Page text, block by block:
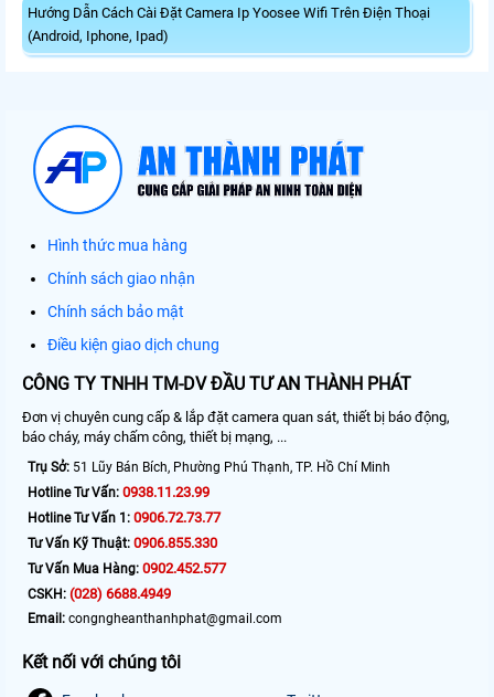
Hướng Dẫn Cách Cài Đặt Camera Ip Yoosee Wifi Trên Điện Thoại
(Android, Iphone, Ipad)
Hình thức mua hàng
Chính sách giao nhận
Chính sách bảo mật
Điều kiện giao dịch chung
CÔNG TY TNHH TM-DV ĐẦU TƯ AN THÀNH PHÁT
Đơn vị chuyên cung cấp & lắp đặt camera quan sát, thiết bị báo động,
báo cháy, máy chấm công, thiết bị mạng, ...
Trụ Sở: 51 Lũy Bán Bích, Phường Phú Thạnh, TP. Hồ Chí Minh
Hotline Tư Vấn: 0938.11.23.99
Hotline Tư Vấn 1: 0906.72.73.77
Tư Vấn Kỹ Thuật: 0906.855.330
Tư Vấn Mua Hàng: 0902.452.577
CSKH: (028) 6688.4949
Email: congngheanthanhphat@gmail.com
Kết nối với chúng tôi